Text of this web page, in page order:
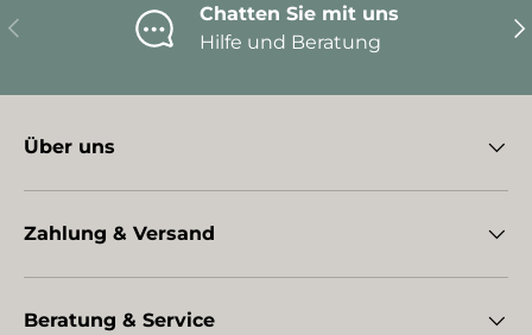
Vorherige
Chatten Sie mit uns
Hilfe und Beratung
Über uns
Zahlung & Versand
Beratung & Service